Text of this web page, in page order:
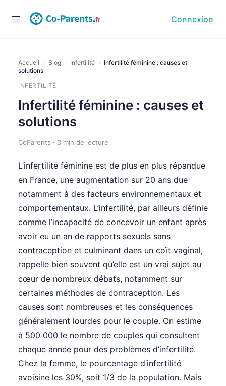
Connexion
Accueil › Blog › Infertilité › Infertilité féminine : causes et
solutions
INFERTILITÉ
Infertilité féminine : causes et
solutions
CoParents · 3 min de lecture
L’infertilité féminine est de plus en plus répandue
en France, une augmentation sur 20 ans due
notamment à des facteurs environnementaux et
comportementaux. L’infertilité, par ailleurs définie
comme l’incapacité de concevoir un enfant après
avoir eu un an de rapports sexuels sans
contraception et culminant dans un coït vaginal,
rappelle bien souvent qu’elle est un vrai sujet au
cœur de nombreux débats, notamment sur
certaines méthodes de contraception. Les
causes sont nombreuses et les conséquences
généralement lourdes pour le couple. On estime
à 500 000 le nombre de couples qui consultent
chaque année pour des problèmes d’infertilité.
Chez la femme, le pourcentage d’infertilité
avoisine les 30%, soit 1/3 de la population. Mais